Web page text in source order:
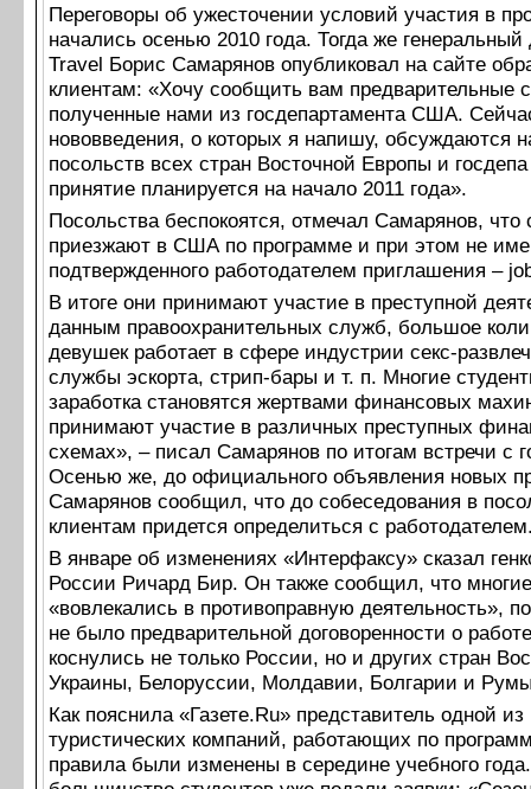
Переговоры об ужесточении условий участия в
начались осенью 2010 года. Тогда же генеральный
Travel Борис Самарянов опубликовал на сайте
клиентам: «Хочу сообщить вам предварительные
полученные нами из госдепартамента США.
нововведения, о которых я напишу, обсуждаются
посольств всех стран Восточной Европы и
принятие планируется на начало 2011 года».
Посольства беспокоятся, отмечал Самарянов, что
приезжают в США по программе и при этом не
подтвержденного работодателем приглашения –
В итоге они принимают участие в преступной
данным правоохранительных служб, большое
девушек работает в сфере индустрии секс-
службы эскорта, стрип-бары и т. п. Многие
заработка становятся жертвами финансовых
принимают участие в различных преступных
схемах», – писал Самарянов по итогам встречи с
Осенью же, до официального объявления новых
Самарянов сообщил, что до собеседования в
клиентам придется определиться с
В январе об изменениях «Интерфаксу» сказал
России Ричард Бир. Он также сообщил, что
«вовлекались в противоправную деятельность»,
не было предварительной договоренности о
коснулись не только России, но и других стран
Украины, Белоруссии, Молдавии, Болгарии и
Как пояснила «Газете.Ru» представитель одной
туристических компаний, работающих по
правила были изменены в середине учебного